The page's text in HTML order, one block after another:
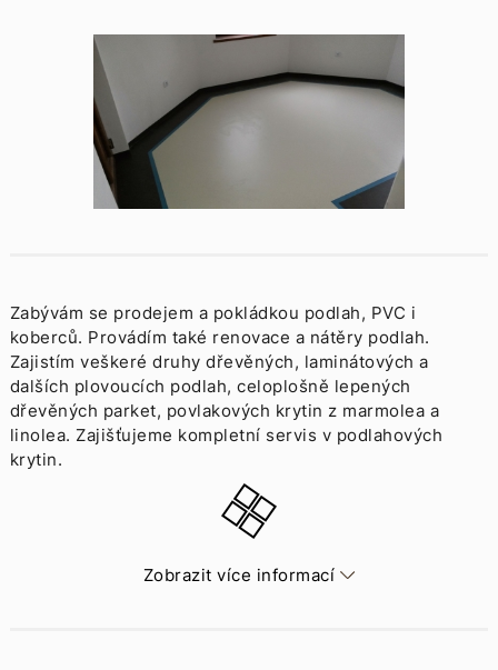
Zabývám se prodejem a pokládkou podlah, PVC i
koberců. Provádím také renovace a nátěry podlah.
Zajistím veškeré druhy dřevěných, laminátových a
dalších plovoucích podlah, celoplošně lepených
dřevěných parket, povlakových krytin z marmolea a
linolea. Zajišťujeme kompletní servis v podlahových
krytin.
Zobrazit více informací